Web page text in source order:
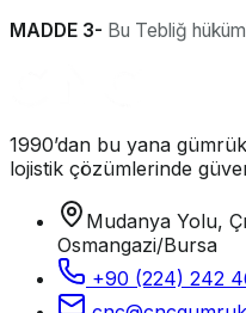
MADDE 3- Bu Tebliğ
1990’dan bu yana
lojistik çözümlerinde
Mudanya Yolu,
Osmangazi/Bursa
+90 (224) 242